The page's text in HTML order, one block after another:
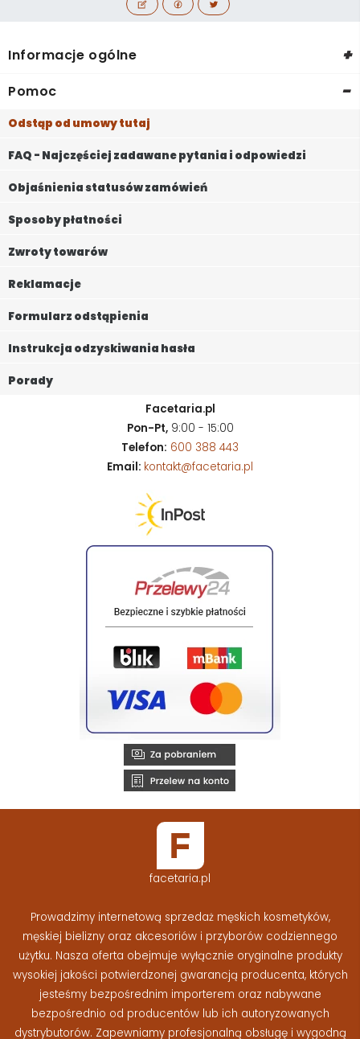
Informacje ogólne +
Pomoc -
Odstąp od umowy tutaj
FAQ - Najczęściej zadawane pytania i odpowiedzi
Objaśnienia statusów zamówień
Sposoby płatności
Zwroty towarów
Reklamacje
Formularz odstąpienia
Instrukcja odzyskiwania hasła
Porady
Facetaria.pl
Pon-Pt,9:00 - 15:00
Telefon: 600 388 443
Email: kontakt@facetaria.pl
facetaria.pl
Prowadzimy internetową sprzedaż męskich kosmetyków,
męskiej bielizny oraz akcesoriów i przyborów codziennego
użytku. Nasza oferta obejmuje wyłącznie oryginalne produkty
wysokiej jakości potwierdzonej gwarancją producenta, których
jesteśmy bezpośrednim importerem oraz nabywane
bezpośrednio od producentów lub ich autoryzowanych
dystrybutorów. Zapewniamy profesjonalną obsługę i wygodną